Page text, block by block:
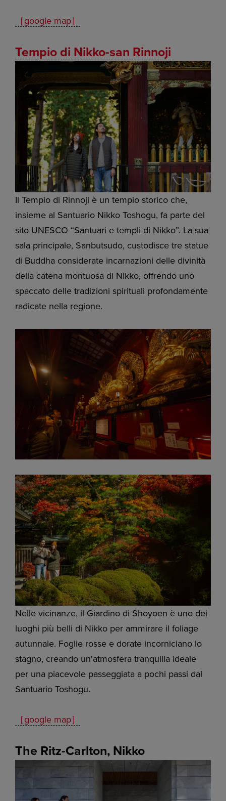
［google map］
Tempio di Nikko-san Rinnoji
Il Tempio di Rinnoji è un tempio storico che,
insieme al Santuario Nikko Toshogu, fa parte del
sito UNESCO “Santuari e templi di Nikko”. La sua
sala principale, Sanbutsudo, custodisce tre statue
di Buddha considerate incarnazioni delle divinità
della catena montuosa di Nikko, offrendo uno
spaccato delle tradizioni spirituali profondamente
radicate nella regione.
Nelle vicinanze, il Giardino di Shoyoen è uno dei
luoghi più belli di Nikko per ammirare il foliage
autunnale. Foglie rosse e dorate incorniciano lo
stagno, creando un'atmosfera tranquilla ideale
per una piacevole passeggiata a pochi passi dal
Santuario Toshogu.
［google map］
The Ritz-Carlton, Nikko